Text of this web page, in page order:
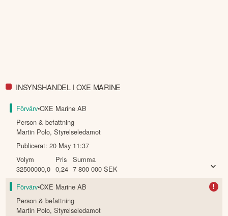
INSYNSHANDEL I OXE MARINE
Förvärv•OXE Marine AB
Person & befattning
Martin Polo,Styrelseledamot
Publicerat:20 May 11:37
Volym
32500000,0
Pris
0,24
Summa
7 800 000 SEK
Förvärv•OXE Marine AB !
Person & befattning
Martin Polo,Styrelseledamot